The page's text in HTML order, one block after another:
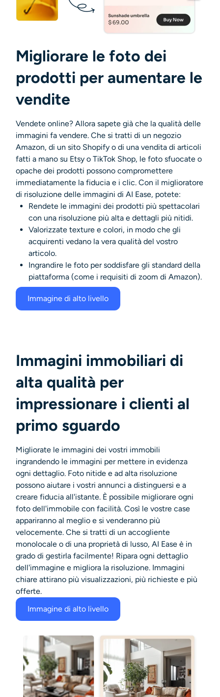
Migliorare le foto dei
prodotti per aumentare le
vendite
Vendete online? Allora sapete già che la qualità delle
immagini fa vendere. Che si tratti di un negozio
Amazon, di un sito Shopify o di una vendita di articoli
fatti a mano su Etsy o TikTok Shop, le foto sfuocate o
opache dei prodotti possono compromettere
immediatamente la fiducia e i clic. Con il miglioratore
di risoluzione delle immagini di AI Ease, potete:
Rendete le immagini dei prodotti più spettacolari
con una risoluzione più alta e dettagli più nitidi.
Valorizzate texture e colori, in modo che gli
acquirenti vedano la vera qualità del vostro
articolo.
Ingrandire le foto per soddisfare gli standard della
piattaforma (come i requisiti di zoom di Amazon).
Immagine di alto livello
Immagini immobiliari di
alta qualità per
impressionare i clienti al
primo sguardo
Migliorate le immagini dei vostri immobili
ingrandendo le immagini per mettere in evidenza
ogni dettaglio. Foto nitide e ad alta risoluzione
possono aiutare i vostri annunci a distinguersi e a
creare fiducia all'istante. È possibile migliorare ogni
foto dell'immobile con facilità. Così le vostre case
appariranno al meglio e si venderanno più
velocemente. Che si tratti di un accogliente
monolocale o di una proprietà di lusso, AI Ease è in
grado di gestirla facilmente! Ripara ogni dettaglio
dell'immagine e migliora la risoluzione. Immagini
chiare attirano più visualizzazioni, più richieste e più
offerte.
Immagine di alto livello